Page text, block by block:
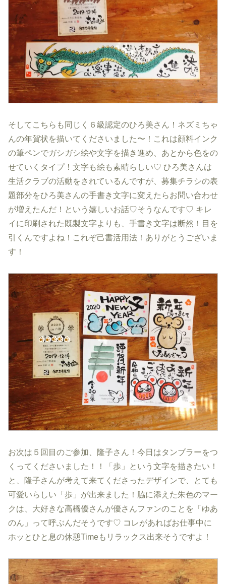
そしてこちらも同じく６級認定のひろ美さん！ネズミちゃ
んの年賀状を描いてくださいました〜！これは顔料インク
の筆ペンでガシガシ絵や文字を描き進め、あとから色をの
せていくタイプ！文字も絵も素晴らしい♡ ひろ美さんは
生活クラブの活動をされているんですが、募集チラシの表
題部分をひろ美さんの手書き文字に変えたらお問い合わせ
が増えたんだ！という嬉しいお話♡そうなんです♡ キレ
イに印刷された既製文字よりも、手書き文字は断然！目を
引くんですよね！これぞ己書活用法！ありがとうございま
す！
お次は５回目のご参加、隆子さん！今日はタンブラーをつ
くってくださいました！！「歩」という文字を描きたい！
と、隆子さんが考えて来てくださったデザインで、とても
可愛いらしい「歩」が出来ました！脇に添えた朱色のマー
クは、大好きな高橋優さんが優さんファンのことを「ゆあ
のん」って呼ぶんだそうです♡ コレがあればお仕事中に
ホッとひと息の休憩Timeもリラックス出来そうですよ！